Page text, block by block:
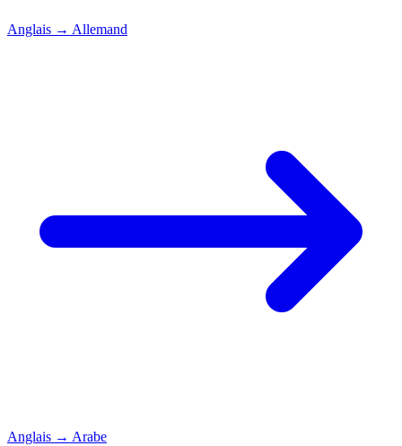
Anglais → Allemand
Anglais → Arabe